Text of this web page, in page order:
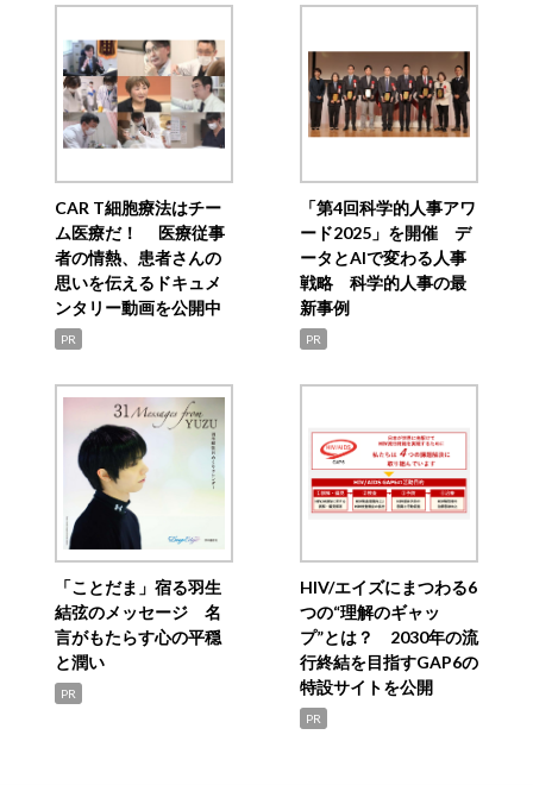
CAR T細胞療法はチー
ム医療だ！ 医療従事
者の情熱、患者さんの
思いを伝えるドキュメ
ンタリー動画を公開中
PR
「第4回科学的人事アワ
ード2025」を開催 デ
ータとAIで変わる人事
戦略 科学的人事の最
新事例
PR
「ことだま」宿る羽生
結弦のメッセージ 名
言がもたらす心の平穏
と潤い
PR
HIV/エイズにまつわる6
つの“理解のギャッ
プ”とは？ 2030年の流
行終結を目指すGAP6の
特設サイトを公開
PR